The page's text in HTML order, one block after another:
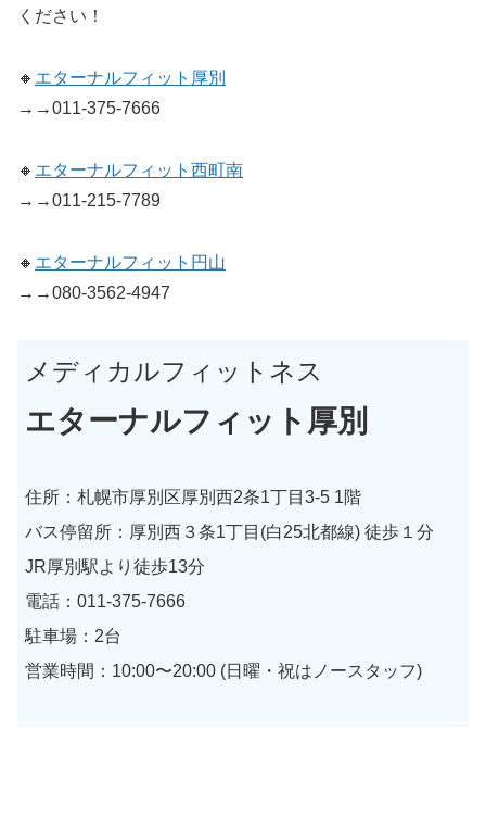
ください！
🔸 エターナルフィット厚別
→→011-375-7666
🔸 エターナルフィット西町南
→→011-215-7789
🔸 エターナルフィット円山
→→080-3562-4947
メディカルフィットネス
エターナルフィット厚別
住所：札幌市厚別区厚別西2条1丁目3-5 1階
バス停留所：厚別西３条1丁目(白25北都線) 徒歩１分
JR厚別駅より徒歩13分
電話：011-375-7666
駐車場：2台
営業時間：10:00〜20:00 (日曜・祝はノースタッフ)